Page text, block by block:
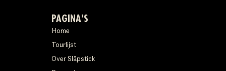
PAGINA'S
Home
Tourlijst
Over Släpstick